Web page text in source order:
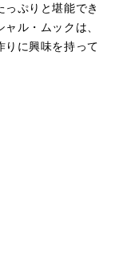
ぷりと堪能でき
ル・ムックは、
りに興味を持って